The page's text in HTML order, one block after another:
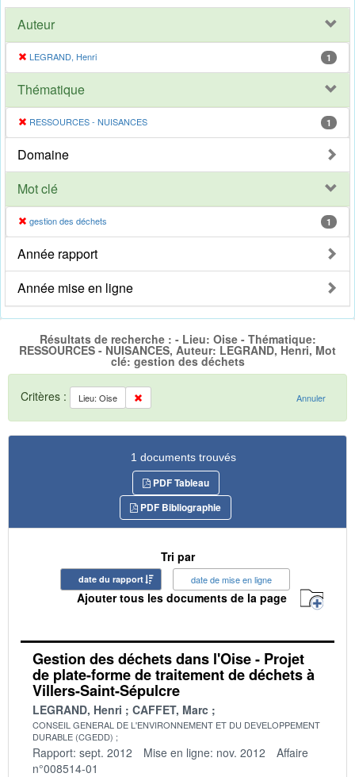
Auteur
LEGRAND, Henri 1
Thématique
RESSOURCES - NUISANCES 1
Domaine
Mot clé
gestion des déchets 1
Année rapport
Année mise en ligne
Résultats de recherche : - Lieu: Oise - Thématique:
RESSOURCES - NUISANCES, Auteur: LEGRAND, Henri, Mot
clé: gestion des déchets
Critères : Lieu: Oise Annuler
1 documents trouvés
PDF Tableau
PDF Bibliographie
Tri par
date du rapport date de mise en ligne
Ajouter tous les documents de la page
Gestion des déchets dans l'Oise - Projet
de plate-forme de traitement de déchets à
Villers-Saint-Sépulcre
LEGRAND, Henri CAFFET, Marc
CONSEIL GENERAL DE L'ENVIRONNEMENT ET DU DEVELOPPEMENT
DURABLE (CGEDD)
Rapport: sept. 2012 Mise en ligne: nov. 2012
Affaire
n°008514-01